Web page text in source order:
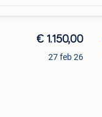
€ 1.150,00
27 feb 26